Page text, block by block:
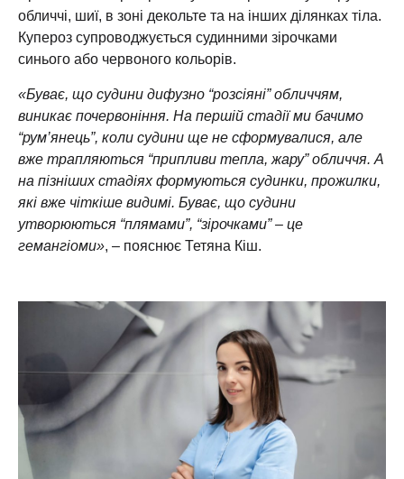
обличчі, шиї, в зоні декольте та на інших ділянках тіла.
Купероз супроводжується судинними зірочками
синього або червоного кольорів.
«Буває, що судини дифузно “розсіяні” обличчям,
виникає почервоніння. На першій стадії ми бачимо
“рум’янець”, коли судини ще не сформувалися, але
вже трапляються “припливи тепла, жару” обличчя. А
на пізніших стадіях формуються судинки, прожилки,
які вже чіткіше видимі. Буває, що судини
утворюються “плямами”, “зірочками” – це
гемангіоми», – пояснює Тетяна Кіш.